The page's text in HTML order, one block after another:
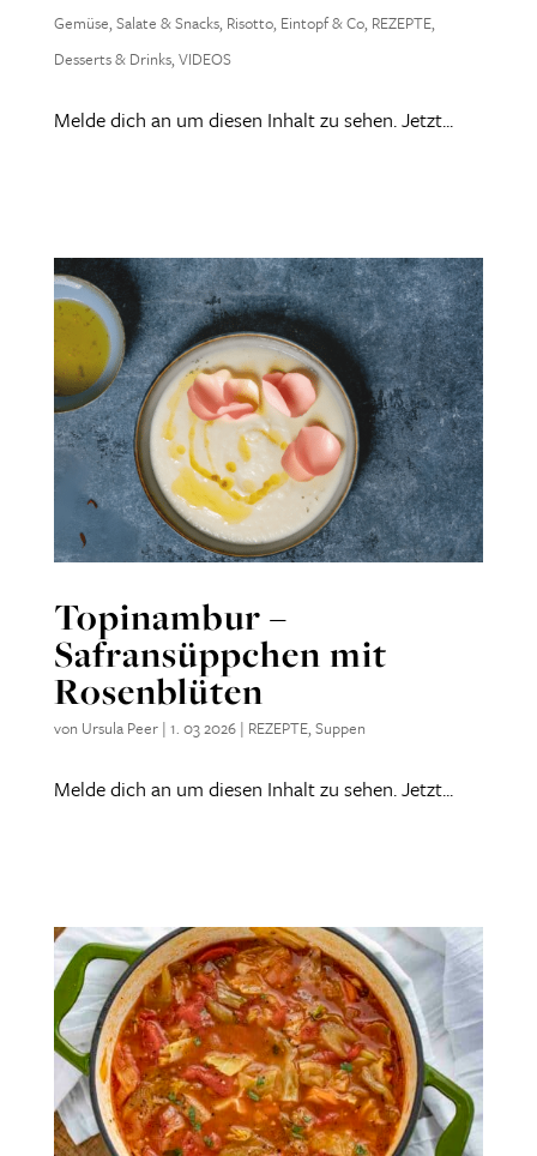
Gemüse, Salate & Snacks, Risotto, Eintopf & Co, REZEPTE,
Desserts & Drinks, VIDEOS
Melde dich an um diesen Inhalt zu sehen. Jetzt...
Topinambur –
Safransüppchen mit
Rosenblüten
von Ursula Peer| 1. 03 2026| REZEPTE,Suppen
Melde dich an um diesen Inhalt zu sehen. Jetzt...